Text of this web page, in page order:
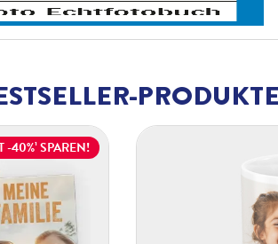
-40%¹ SPAREN!